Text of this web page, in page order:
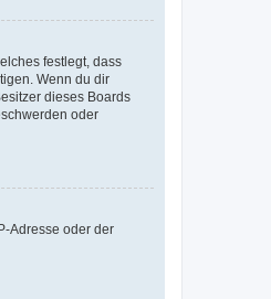
festlegt, dass
Wenn du dir
dieses Boards
oder
Adresse oder der